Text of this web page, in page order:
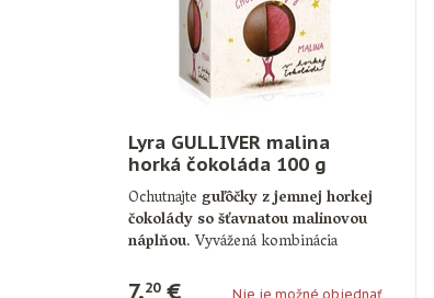
Lyra GULLIVER malina
horká čokoláda 100 g
Ochutnajteguľôčky z jemnej horkej
čokolády so šťavnatou malinovou
náplňou. Vyvážená kombinácia
7,20€ Nie je možné objednať